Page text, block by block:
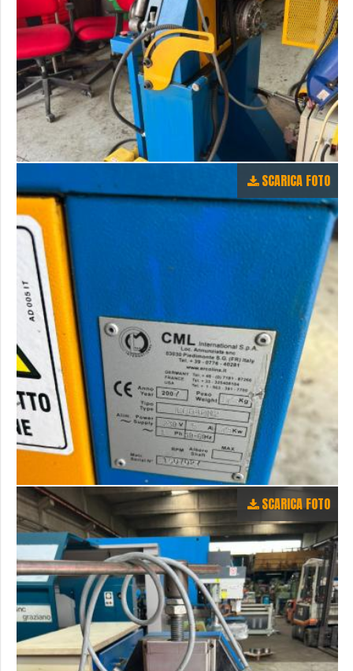
SCARICA FOTO
SCARICA FOTO